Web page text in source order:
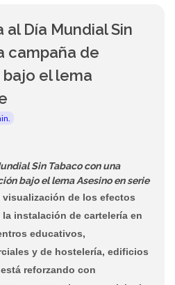
al Día Mundial Sin
campaña de
el lema
Sin Tabaco con una
bajo el lema Asesino en serie
visualización de los efectos
instalación de cartelería en
educativos,
y de hostelería, edificios
reforzando con